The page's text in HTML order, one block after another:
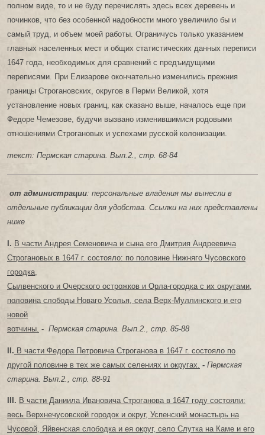
полном виде, то и не буду перечислять здесь всех деревень и
починков, что без особенной надобности много увеличило бы и
самый труд, и объем моей работы. Ограничусь только указанием
главных населенных мест и общих статистических данных переписи
1647 года, необходимых для сравнений с предъидущими
переписями. При Елизарове окончательно изменились прежния
границы Строгановских, округов в Перми Великой, хотя
установление новых границ, как сказано выше, началось еще при
Федоре Чемезове, будучи вызвано изменившимися родовыми
отношениями Строгановых и успехами русской колонизации.
текст: Пермская старина. Вып.2., стр. 68-84
от администрации: персональные владения мы вынесли в
отдельные публикации для удобства. Ссылки на них представлены
ниже
I. В части Андрея Семеновича и сына его Дмитрия Андреевича
Строгановых в 1647 г. состояло: по половине Нижняго Чусовского
городка,
Сылвенского и Очерского острожков и Орла-городка с их округами,
половина слободы Новаго Усолья, села Верх-Муллинского и его
новой
вотчины. - Пермская старина. Вып.2., стр. 85-88
II. В части Федора Петровича Строганова в 1647 г. состояло по
другой половине в тех же самых селениях и округах. - Пермская
старина. Вып.2., стр. 88-91
III. В части Даниила Ивановича Строганова в 1647 году состояли:
весь Верхнечусовской городок и округ, Успенский монастырь на
Чусовой, Яйвенская слободка и ея округ, село Слутка на Каме и его